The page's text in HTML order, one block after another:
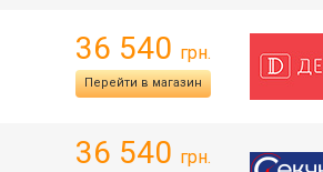
36 540 грн.
Перейти в магазин
36 540 грн.